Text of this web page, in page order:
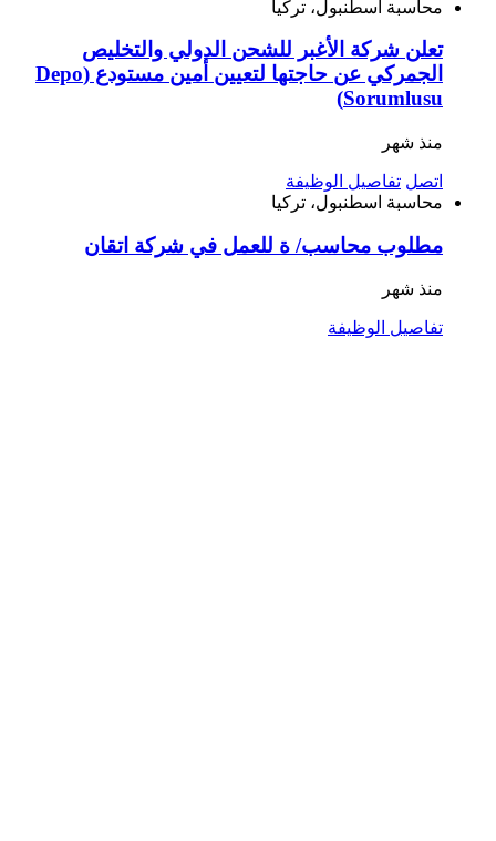
محاسبة اسطنبول، تركيا
تعلن شركة الأغبر للشحن الدولي والتخليص
الجمركي عن حاجتها لتعيين أمين مستودع (Depo
Sorumlusu)
منذ شهر
اتصل تفاصيل الوظيفة
محاسبة اسطنبول، تركيا
مطلوب محاسب/ ة للعمل في شركة اتقان
منذ شهر
تفاصيل الوظيفة